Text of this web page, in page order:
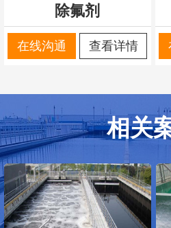
除氟剂
在线沟通 查看详情
相关